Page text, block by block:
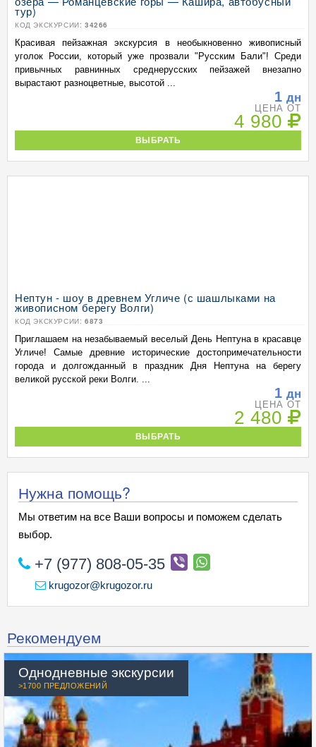
тур)
КОД ЭКСКУРСИИ: 34266
Красивая пейзажная экскурсия в необыкновенно живописный
уголок России, который уже прозвали "Русским Бали"! Среди
привычных равнинных среднерусских пейзажей внезапно
вырастают разноцветные, высотой ...
1 дн
ЦЕНА ОТ
4 980
ВЫБРАТЬ
Нептун - шоу в древнем Угличе (с шашлыками на
живописном берегу Волги)
КОД ЭКСКУРСИИ: 6873
Приглашаем на незабываемый веселый День Нептуна в красавце
Угличе! Самые древние исторические достопримечательности
города и долгожданный в праздник Дня Нептуна на берегу
великой русской реки Волги. ...
1 дн
ЦЕНА ОТ
2 480
ВЫБРАТЬ
Нужна помощь?
Мы ответим на все Ваши вопросы и поможем сделать
выбор.
+7 (977) 808-05-35
krugozor@krugozor.ru
Рекомендуем
Однодневные экскурсии
>1700 ПРЕДЛОЖЕНИЙ